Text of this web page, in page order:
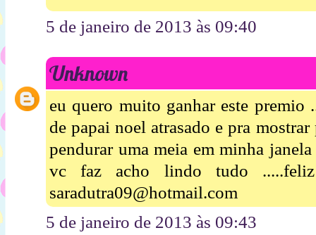
5 de janeiro de 2013 às 09:40
Unknown
eu quero muito ganhar este premio
de papai noel atrasado e pra
pendurar uma meia em minha
vc faz acho lindo tudo
saradutra09@hotmail.com
5 de janeiro de 2013 às 09:43